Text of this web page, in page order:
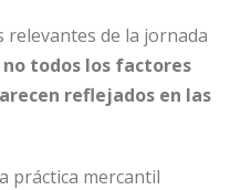
relevantes de la jornada
no todos los factores
reflejados en las
práctica mercantil